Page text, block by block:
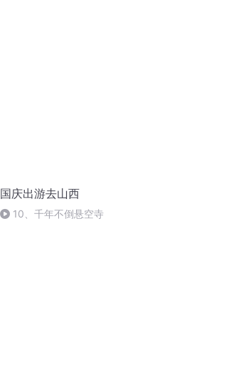
国庆出游去山西
10、千年不倒悬空寺